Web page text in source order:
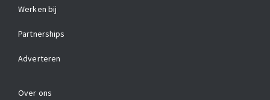
Werken bij
Partnerships
Adverteren
Over ons